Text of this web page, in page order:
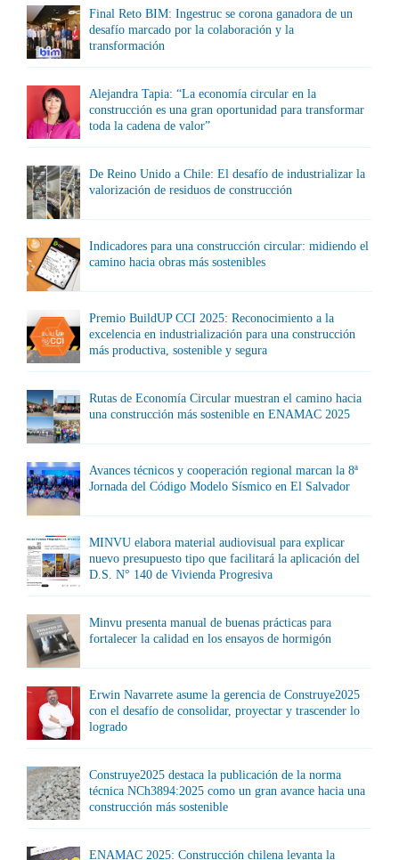
Final Reto BIM: Ingestruc se corona ganadora de un
desafío marcado por la colaboración y la
transformación
Alejandra Tapia: “La economía circular en la
construcción es una gran oportunidad para transformar
toda la cadena de valor”
De Reino Unido a Chile: El desafío de industrializar la
valorización de residuos de construcción
Indicadores para una construcción circular: midiendo el
camino hacia obras más sostenibles
Premio BuildUP CCI 2025: Reconocimiento a la
excelencia en industrialización para una construcción
más productiva, sostenible y segura
Rutas de Economía Circular muestran el camino hacia
una construcción más sostenible en ENAMAC 2025
Avances técnicos y cooperación regional marcan la 8ª
Jornada del Código Modelo Sísmico en El Salvador
MINVU elabora material audiovisual para explicar
nuevo presupuesto tipo que facilitará la aplicación del
D.S. N° 140 de Vivienda Progresiva
Minvu presenta manual de buenas prácticas para
fortalecer la calidad en los ensayos de hormigón
Erwin Navarrete asume la gerencia de Construye2025
con el desafío de consolidar, proyectar y trascender lo
logrado
Construye2025 destaca la publicación de la norma
técnica NCh3894:2025 como un gran avance hacia una
construcción más sostenible
ENAMAC 2025: Construcción chilena levanta la